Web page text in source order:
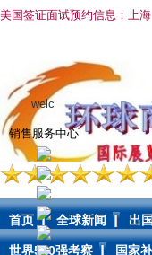
美国签证面试预约信息：上
首页 全球新闻 出
世界500强考察 国家
welc
销售服务中心